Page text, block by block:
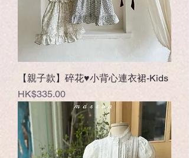
【親子款】碎花♥小背心連衣裙-Kids
價格
HK$335.00